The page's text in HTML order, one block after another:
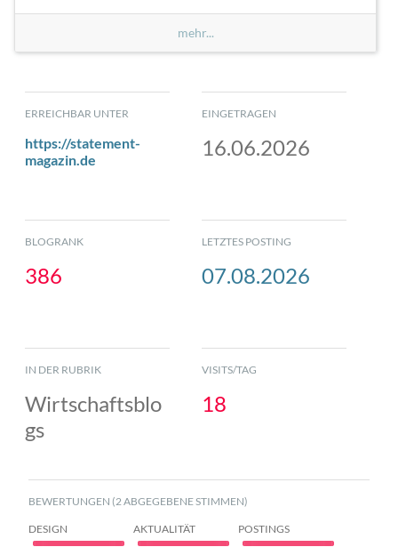
mehr...
ERREICHBAR UNTER
https://statement-
magazin.de
EINGETRAGEN
16.06.2026
BLOGRANK
386
LETZTES POSTING
07.08.2026
IN DER RUBRIK
Wirtschaftsblo
gs
VISITS/TAG
18
BEWERTUNGEN (2 ABGEGEBENE STIMMEN)
DESIGN
AKTUALITÄT
POSTINGS